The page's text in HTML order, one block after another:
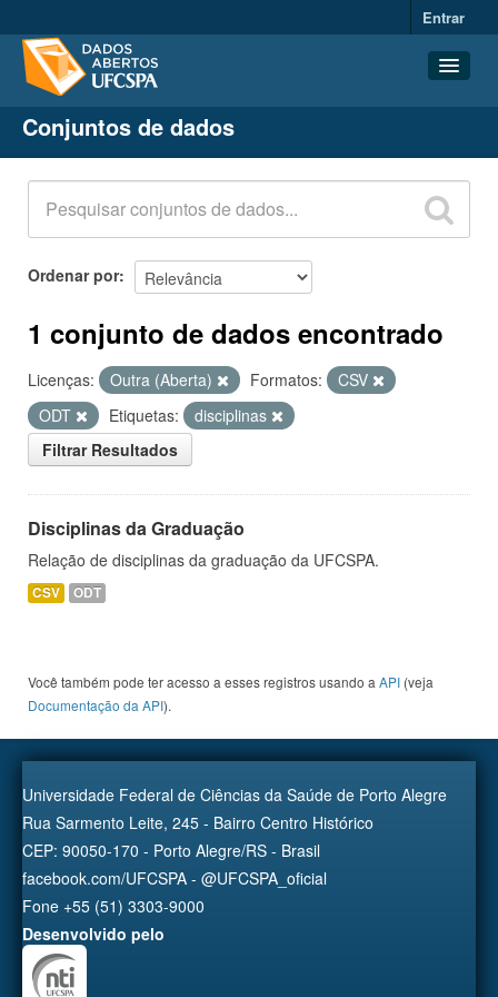
Entrar
Conjuntos de dados
Organizações
Grupos
Sobre
Conjuntos de dados
Ordenar por
1 conjunto de dados encontrado
Licenças: Outra (Aberta) Formatos:
CSV
ODT
Etiquetas:
disciplinas
Filtrar Resultados
Disciplinas da Graduação
Relação de disciplinas da graduação da UFCSPA.
CSV ODT
Você também pode ter acesso a esses registros usando a API (veja
Documentação da API).
Universidade Federal de Ciências da Saúde de Porto Alegre
Rua Sarmento Leite, 245 - Bairro Centro Histórico
CEP: 90050-170 - Porto Alegre/RS - Brasil
facebook.com/UFCSPA - @UFCSPA_oficial
Fone +55 (51) 3303-9000
Desenvolvido pelo